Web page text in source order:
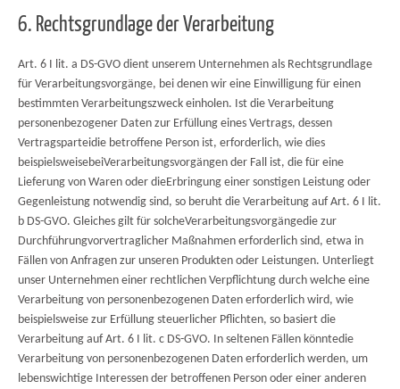
6. Rechtsgrundlage der Verarbeitung
Art. 6 I lit. a DS-GVO dient unserem Unternehmen als Rechtsgrundlage
für Verarbeitungsvorgänge, bei denen wir eine Einwilligung für einen
bestimmten Verarbeitungszweck einholen. Ist die Verarbeitung
personenbezogener Daten zur Erfüllung eines Vertrags, dessen
Vertragsparteidie betroffene Person ist, erforderlich, wie dies
beispielsweisebeiVerarbeitungsvorgängen der Fall ist, die für eine
Lieferung von Waren oder dieErbringung einer sonstigen Leistung oder
Gegenleistung notwendig sind, so beruht die Verarbeitung auf Art. 6 I lit.
b DS-GVO. Gleiches gilt für solcheVerarbeitungsvorgängedie zur
Durchführungvorvertraglicher Maßnahmen erforderlich sind, etwa in
Fällen von Anfragen zur unseren Produkten oder Leistungen. Unterliegt
unser Unternehmen einer rechtlichen Verpflichtung durch welche eine
Verarbeitung von personenbezogenen Daten erforderlich wird, wie
beispielsweise zur Erfüllung steuerlicher Pflichten, so basiert die
Verarbeitung auf Art. 6 I lit. c DS-GVO. In seltenen Fällen könntedie
Verarbeitung von personenbezogenen Daten erforderlich werden, um
lebenswichtige Interessen der betroffenen Person oder einer anderen